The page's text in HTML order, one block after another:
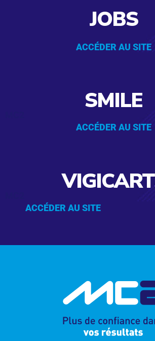
JOBS
ACCÉDER AU SITE
SMILE
ACCÉDER AU SITE
ACCÉDER AU SITE